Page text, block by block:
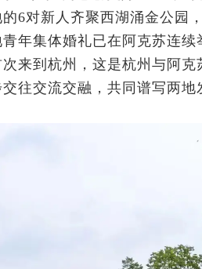
的6对新人齐聚西湖涌金公园
年集体婚礼已在阿克苏连
来到杭州，这是杭州与阿
交往交流交融，共同谱写两地